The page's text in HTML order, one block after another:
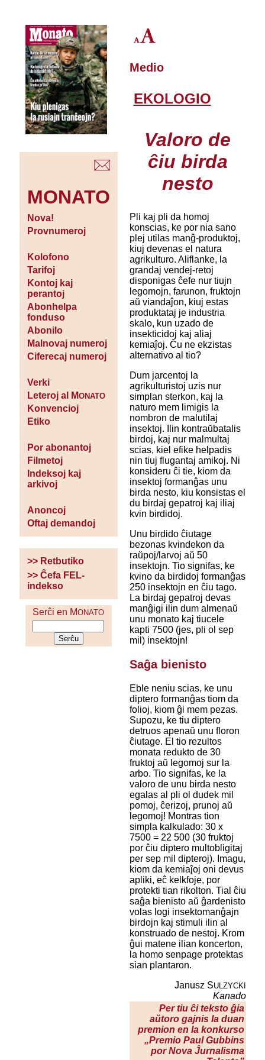
MONATO
Nova!
Provnumeroj
Kolofono
Tarifoj
Kontoj kaj
perantoj
Abonhelpa
fonduso
Abonilo
Malnovaj numeroj
Ciferecaj numeroj
Verki
Leteroj al MONATO
Konvencioj
Etiko
Por abonantoj
Filmetoj
Indeksoj kaj
arkivoj
Anoncoj
Oftaj demandoj
>> Retbutiko
>> Ĉefa FEL-
indekso
Serĉi en MONATO
Medio
EKOLOGIO
Valoro de
ĉiu birda
nesto
Pli kaj pli da homoj
konscias, ke por nia sano
plej utilas manĝ-produktoj,
kiuj devenas el natura
agrikulturo. Aliflanke, la
grandaj vendej-retoj
disponigas ĉefe nur tiujn
legomojn, farunon, fruktojn
aŭ viandaĵon, kiuj estas
produktataj je industria
skalo, kun uzado de
insekticidoj kaj aliaj
kemiaĵoj. Ĉu ne ekzistas
alternativo al tio?
Dum jarcentoj la
agrikulturistoj uzis nur
simplan sterkon, kaj la
naturo mem limigis la
nombron de malutilaj
insektoj. Ilin kontraŭbatalis
birdoj, kaj nur malmultaj
scias, kiel efike helpadis
nin tiuj flugantaj amikoj. Ni
konsideru ĉi tie, kiom da
insektoj formanĝas unu
birda nesto, kiu konsistas el
du birdaj gepatroj kaj iliaj
kvin birdidoj.
Unu birdido ĉiutage
bezonas kvindekon da
raŭpoj/larvoj aŭ 50
insektojn. Tio signifas, ke
kvino da birdidoj formanĝas
250 insektojn en ĉiu tago.
La birdaj gepatroj devas
manĝigi ilin dum almenaŭ
unu monato kaj tiucele
kapti 7500 (jes, pli ol sep
mil) insektojn!
Saĝa bienisto
Eble neniu scias, ke unu
diptero formanĝas tiom da
folioj, kiom ĝi mem pezas.
Supozu, ke tiu diptero
detruos apenaŭ unu floron
ĉiutage. El tio rezultos
monata redukto de 30
fruktoj aŭ legomoj sur la
arbo. Tio signifas, ke la
valoro de unu birda nesto
egalas al pli ol dudek mil
pomoj, ĉerizoj, prunoj aŭ
legomoj! Montras tion
simpla kalkulado: 30 x
7500 = 22 500 (30 fruktoj
por ĉiu diptero multobligitaj
per sep mil dipteroj). Imagu,
kiom da kemiaĵoj oni devus
apliki, eĉ kelkfoje, por
protekti tian rikolton. Tial ĉiu
saĝa bienisto aŭ ĝardenisto
volas logi insektomanĝajn
birdojn kaj stimuli ilin al
konstruado de nestoj. Krom
ĝui matene ilian koncerton,
la homo senpage protektas
sian plantaron.
Janusz SULZYCKI
Kanado
Per tiu ĉi teksto ĝia
aŭtoro gajnis la duan
premion en la konkurso
„Premio Paul Gubbins
por Nova Ĵurnalisma